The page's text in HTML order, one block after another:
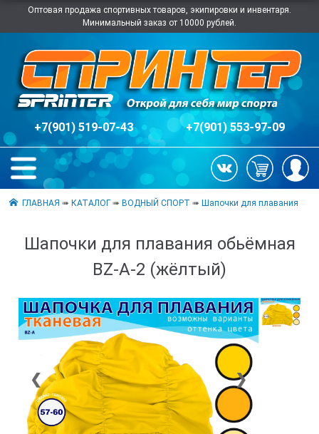
Оптовая продажа спортивных товаров, экипировки и инвентаря.
Минимальный заказ от 10000 рублей.
+7(901) 519-07-43 +7(901) 553-97-09
ГЛАВНАЯ ➠КАТАЛОГ ➠ВОДНЫЙ СПОРТ ➠Шапочки для плавания
Шапочки для плавания обьёмная
BZ-A-2 (жёлтый)
❮ ❯